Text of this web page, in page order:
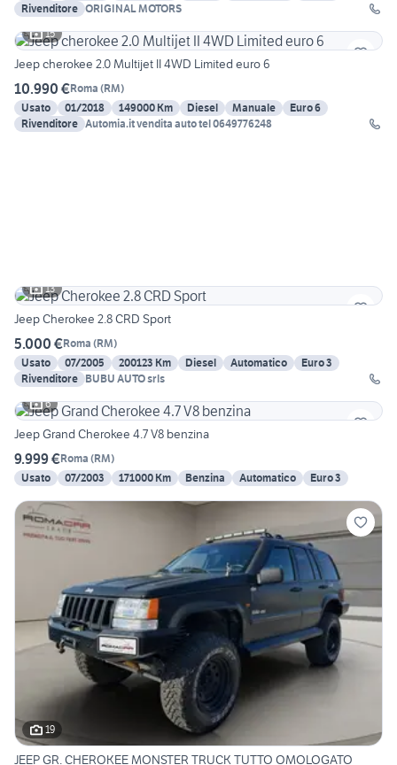
Rivenditore ORIGINAL MOTORS
15
Jeep cherokee 2.0 Multijet II 4WD Limited euro 6
10.990 €Roma (RM)
Usato
01/2018 149000 Km Diesel Manuale
Euro 6
Rivenditore Automia.it vendita auto tel 0649776248
13
Jeep Cherokee 2.8 CRD Sport
5.000 €Roma (RM)
Usato
07/2005 200123 Km Diesel Automatico
Euro 3
Rivenditore BUBU AUTO srls
6
Jeep Grand Cherokee 4.7 V8 benzina
9.999 €Roma (RM)
Usato
07/2003 171000 Km Benzina Automatico Euro 3
19
JEEP GR. CHEROKEE MONSTER TRUCK TUTTO OMOLOGATO